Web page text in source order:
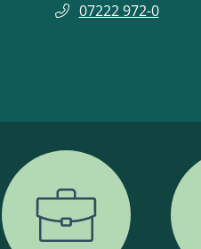
07222 972-0